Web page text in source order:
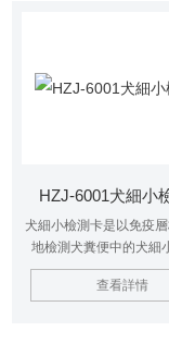
HZJ-6001犬細小
犬細小檢測卡是以免疫
地檢測犬糞便中的犬細
原。試劑條內的兩種單
別不同的抗原表麵決定簇
查看詳情